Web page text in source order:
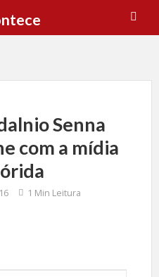
Senna
com a mídia
1 Min Leitura